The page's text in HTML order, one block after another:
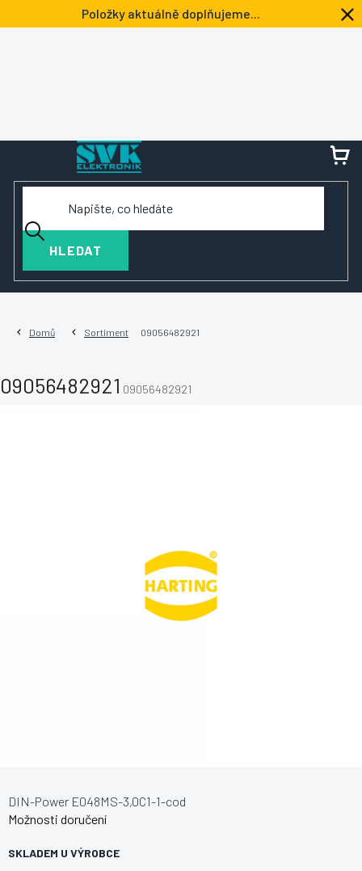
na
Položky aktuálně doplňujeme...
HLEDAT
Domů Sortiment 09056482921
09056482921 09056482921
SKLADEM U VÝROBCE
Možnosti doručení
DIN-Power E048MS-3,0C1-1-cod